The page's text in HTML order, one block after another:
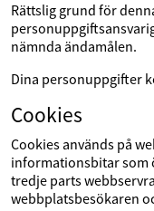
Rättslig grund för
nämnda ändamålen.
Dina personuppgifter
Cookies
Cookies används på
informationsbitar som
tredje parts
webbplatsbesökaren